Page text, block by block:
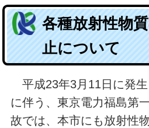
各種放射性物
止について
平成23年3月11日に発
に伴う、東京電力福島第
故では、本市にも放射性